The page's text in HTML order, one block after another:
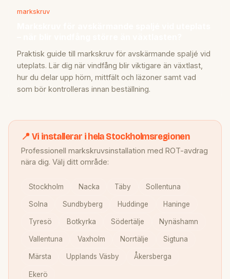
markskruv
Praktisk guide till markskruv för avskärmande spaljé vid
uteplats. Lär dig när vindfång blir viktigare än växtlast,
hur du delar upp hörn, mittfält och läzoner samt vad
som bör kontrolleras innan beställning.
📍 Vi installerar i hela Stockholmsregionen
Professionell markskruvsinstallation med ROT-avdrag
nära dig. Välj ditt område:
Stockholm Nacka Täby Sollentuna
Solna Sundbyberg Huddinge Haninge
Tyresö Botkyrka Södertälje Nynäshamn
Vallentuna Vaxholm Norrtälje Sigtuna
Märsta Upplands Väsby Åkersberga
Ekerö